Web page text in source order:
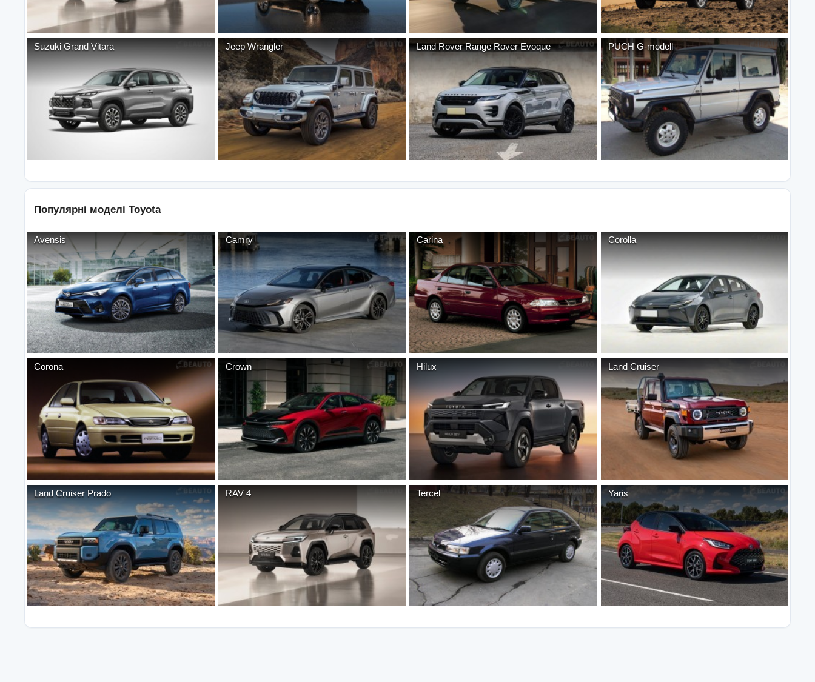
Suzuki Grand Vitara Jeep Wrangler Land Rover Range Rover Evoque PUCH G-modell
Популярні моделі Toyota
Avensis Camry Carina Corolla
Corona Crown Hilux Land Cruiser
Land Cruiser Prado RAV 4 Tercel Yaris